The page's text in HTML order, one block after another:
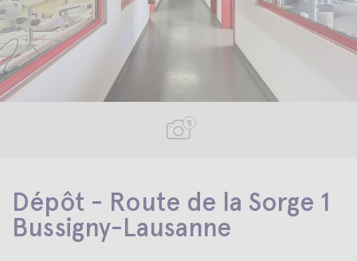
5
Dépôt - Route de la Sorge 1
Bussigny-Lausanne